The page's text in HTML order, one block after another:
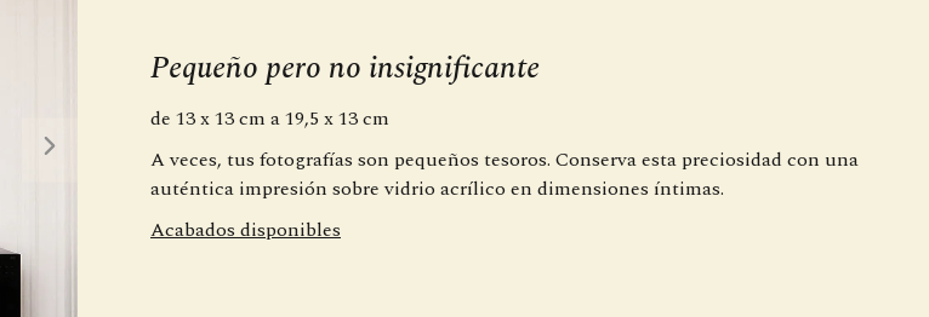
Pequeño pero no insignificante
de 13 x 13 cm a 19,5 x 13 cm
A veces, tus fotografías son pequeños tesoros. Conserva esta preciosidad con una
auténtica impresión sobre vidrio acrílico en dimensiones íntimas.
Acabados disponibles